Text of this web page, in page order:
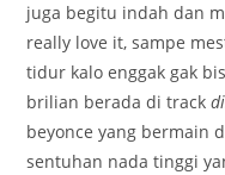
juga begitu indah dan
really love it, sampe
tidur kalo enggak gak
brilian berada di track
beyonce yang bermain
sentuhan nada tinggi